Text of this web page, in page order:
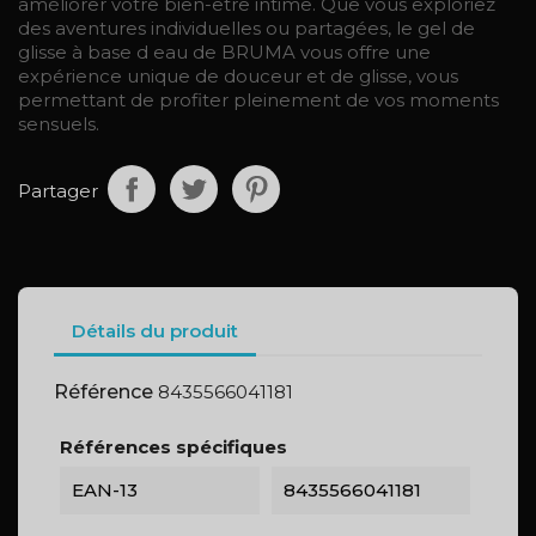
des aventures individuelles ou partagées, le gel de
glisse à base d eau de BRUMA vous offre une
expérience unique de douceur et de glisse, vous
permettant de profiter pleinement de vos moments
sensuels.
Partager
Détails du produit
Référence 8435566041181
Références spécifiques
EAN-13
8435566041181